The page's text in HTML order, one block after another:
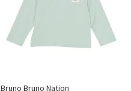
Bruno Bruno Nation